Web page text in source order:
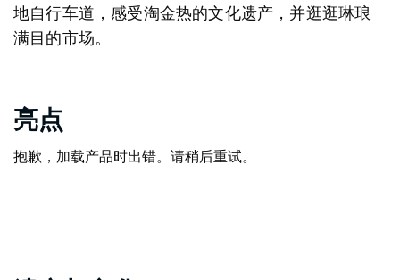
地自行车道，感受淘金热的文化遗产，并逛逛琳琅
满目的市场。
亮点
抱歉，加载产品时出错。请稍后重试。